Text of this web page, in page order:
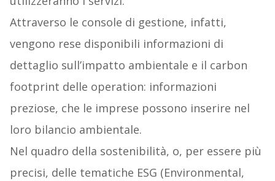
Attraverso le console di gestione, infatti,
vengono rese disponibili informazioni di
dettaglio sull’impatto ambientale e il carbon
footprint delle operation: informazioni
preziose, che le imprese possono inserire nel
loro bilancio ambientale.
Nel quadro della sostenibilità, o, per essere più
precisi, delle tematiche ESG (Environmental,